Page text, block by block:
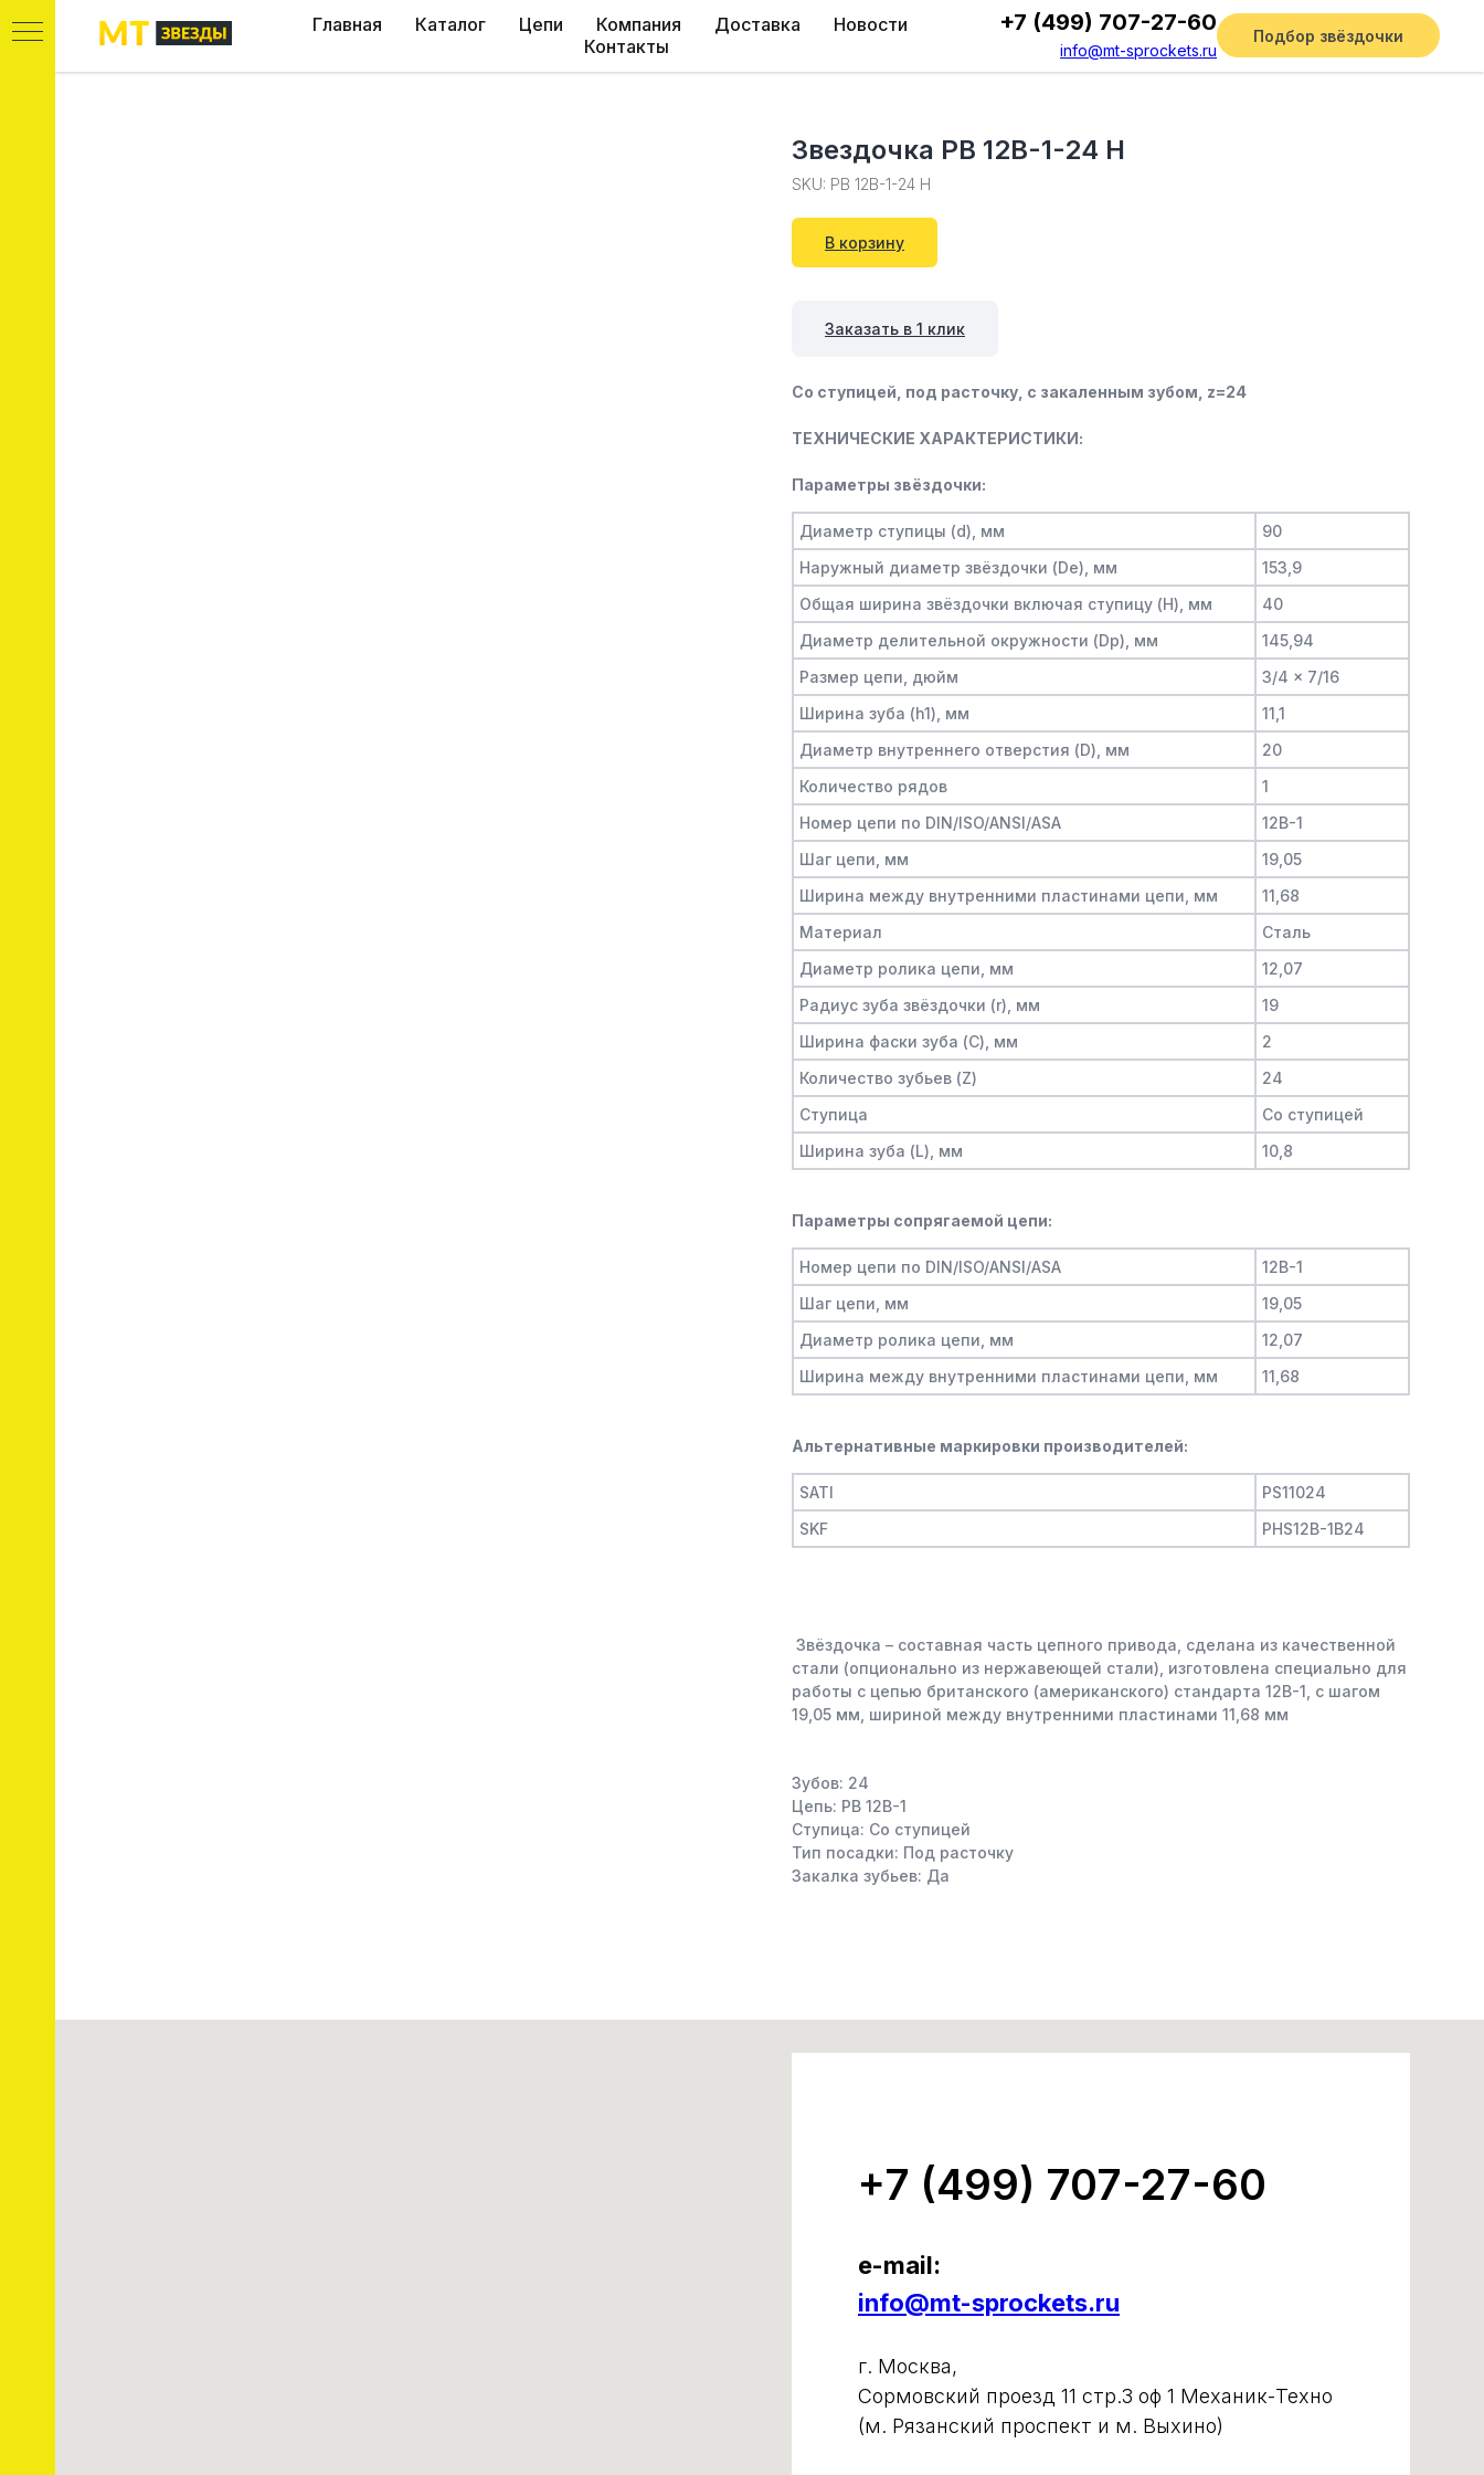
Главная Каталог Цепи Компания Доставка
Новости
Контакты
+7 (499) 707-27-60
info@mt-sprockets.ru
Подбор звёздочки
Звездочка PB 12B-1-24 Н
SKU: PB 12B-1-24 Н
В корзину
Заказать в 1 клик
Со ступицей, под расточку, c закаленным зубом, z=24
ТЕХНИЧЕСКИЕ ХАРАКТЕРИСТИКИ:
Параметры звёздочки:
Диаметр ступицы (d), мм
90
Наружный диаметр звёздочки (De), мм
153,9
Общая ширина звёздочки включая ступицу (H), мм
40
Диаметр делительной окружности (Dp), мм
145,94
Размер цепи, дюйм
3/4 x 7/16
Ширина зуба (h1), мм
11,1
Диаметр внутреннего отверстия (D), мм
20
Количество рядов
1
Номер цепи по DIN/ISO/ANSI/ASA
12B-1
Шаг цепи, мм
19,05
Ширина между внутренними пластинами цепи, мм
11,68
Материал
Сталь
Диаметр ролика цепи, мм
12,07
Радиус зуба звёздочки (r), мм
19
Ширина фаски зуба (C), мм
2
Количество зубьев (Z)
24
Ступица
Со ступицей
Ширина зуба (L), мм
10,8
Параметры сопрягаемой цепи:
Номер цепи по DIN/ISO/ANSI/ASA
12B-1
Шаг цепи, мм
19,05
Диаметр ролика цепи, мм
12,07
Ширина между внутренними пластинами цепи, мм
11,68
Альтернативные маркировки производителей:
SATI
PS11024
SKF
PHS12B-1B24
Звёздочка – составная часть цепного привода, сделана из качественной
стали (опционально из нержавеющей стали), изготовлена специально для
работы с цепью британского (американского) стандарта 12B-1, с шагом
19,05 мм, шириной между внутренними пластинами 11,68 мм
Зубов: 24
Цепь: PB 12B-1
Ступица: Со ступицей
Тип посадки: Под расточку
Закалка зубьев: Да
+7 (499) 707-27-60
e-mail:
info@mt-sprockets.ru
г. Москва,
Сормовский проезд 11 стр.3 оф 1 Механик-Техно
(м. Рязанский проспект и м. Выхино)